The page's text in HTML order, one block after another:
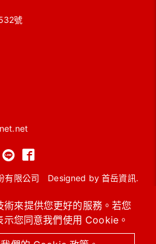
來提供您更好的服務。若您
您同意我們使用 Cookie。
號
有限公司 Designed by首岳資訊.
議桌 洽談桌椅
高級沙發
進口保險箱
OA辦公椅 / 功能椅